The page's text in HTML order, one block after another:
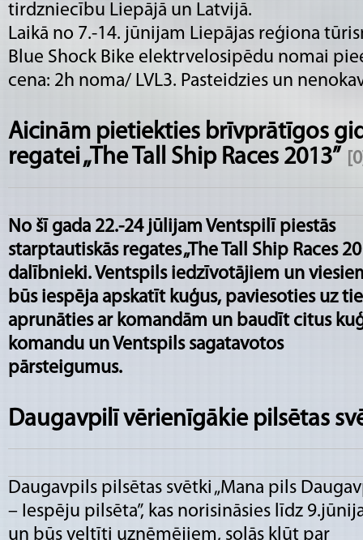
tirdzniecību Liepājā un Latvijā.
Laikā no 7.-14. jūnijam Liepājas reģiona
Blue Shock Bike elektrvelosipēdu nomai
cena: 2h noma/ LVL3. Pasteidzies un
Aicinām pietiekties brīvprātīgos
regatei „The Tall Ship Races 2013”
No šī gada 22.-24 jūlijam Ventspilī piestās
starptautiskās regates „The Tall Ship Races
dalībnieki. Ventspils iedzīvotājiem un
būs iespēja apskatīt kuģus, paviesoties uz
aprunāties ar komandām un baudīt citus
komandu un Ventspils sagatavotos
pārsteigumus.
Daugavpilī vērienīgākie pilsētas
Daugavpils pilsētas svētki „Mana pils
– Iespēju pilsēta”, kas norisināsies līdz
un būs veltīti uzņēmējiem, solās kļūt par